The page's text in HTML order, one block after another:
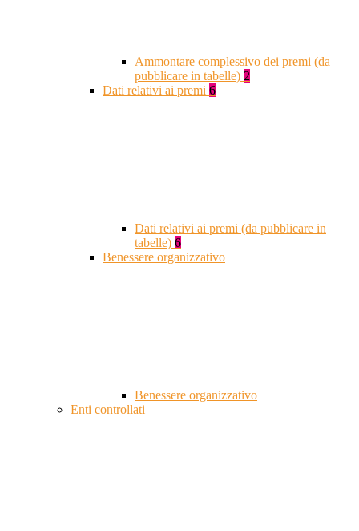
Ammontare complessivo dei premi (da
pubblicare in tabelle) 2
Dati relativi ai premi 6
Dati relativi ai premi (da pubblicare in
tabelle) 6
Benessere organizzativo
Benessere organizzativo
Enti controllati